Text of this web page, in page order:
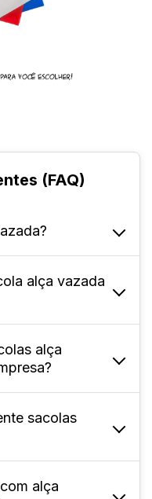
(FAQ)
em
(PEBD), que
o seu
alça vazada
garante
produtos pelos
alça
na arte que
ser feita nas
prata, rosa,
sacolas
ser descartadas
alça